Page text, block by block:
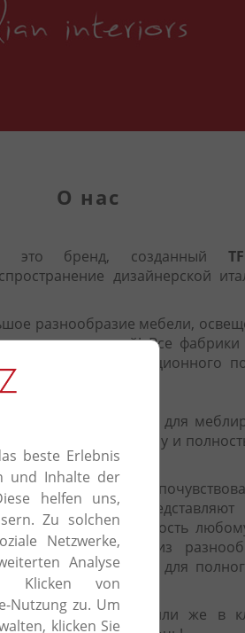
О нас
бренд, созданный
дизайнерской
разнообразие мебели,
производителей! Все
качества, инновационного
решения для
по вашему вкусу и
сможете увидеть и
индивидуальность
по Вашему вкусу из
дают возможность для
клиентов.
в современном или же в
beste Erlebnis
und Inhalte der
helfen uns,
Zu solchen
Netzwerke,
Analyse
Klicken von
Nutzung zu. Um
klicken Sie